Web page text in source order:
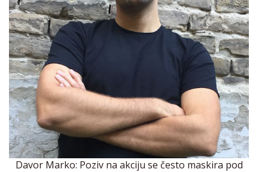
Davor Marko: Poziv na akciju se često maskira pod